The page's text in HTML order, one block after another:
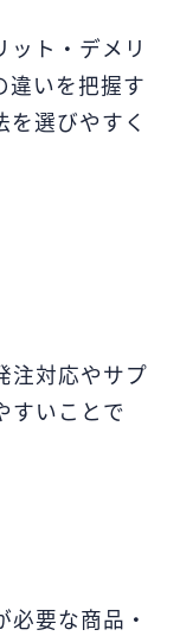
ット・デメリ
違いを把握す
を選びやすく
注対応やサプ
すいことで
要な商品・